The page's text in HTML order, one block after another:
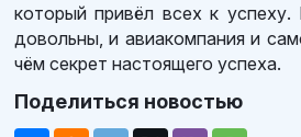
который привёл всех к успеху.
довольны, и авиакомпания и
чём секрет настоящего успеха.
Поделиться новостью